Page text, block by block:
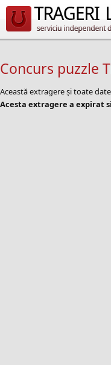
Concurs puzzle
Această extragere și toate
Acesta extragere a expirat